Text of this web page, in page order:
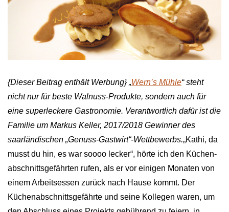
{Dieser Beitrag enthält Werbung} „Wern’s Mühle“ steht
nicht nur für beste Walnuss-Produkte, sondern auch für
eine superleckere Gastronomie. Verantwortlich dafür ist die
Familie um Markus Keller, 2017/2018 Gewinner des
saarländischen „Genuss-Gastwirt“-Wettbewerbs.„Kathi, da
musst du hin, es war soooo lecker“, hörte ich den Küchen­
abschnitts­gefährten rufen, als er vor einigen Monaten von
einem Arbeitsessen zurück nach Hause kommt. Der
Küchenabschnittsgefährte und seine Kollegen waren, um